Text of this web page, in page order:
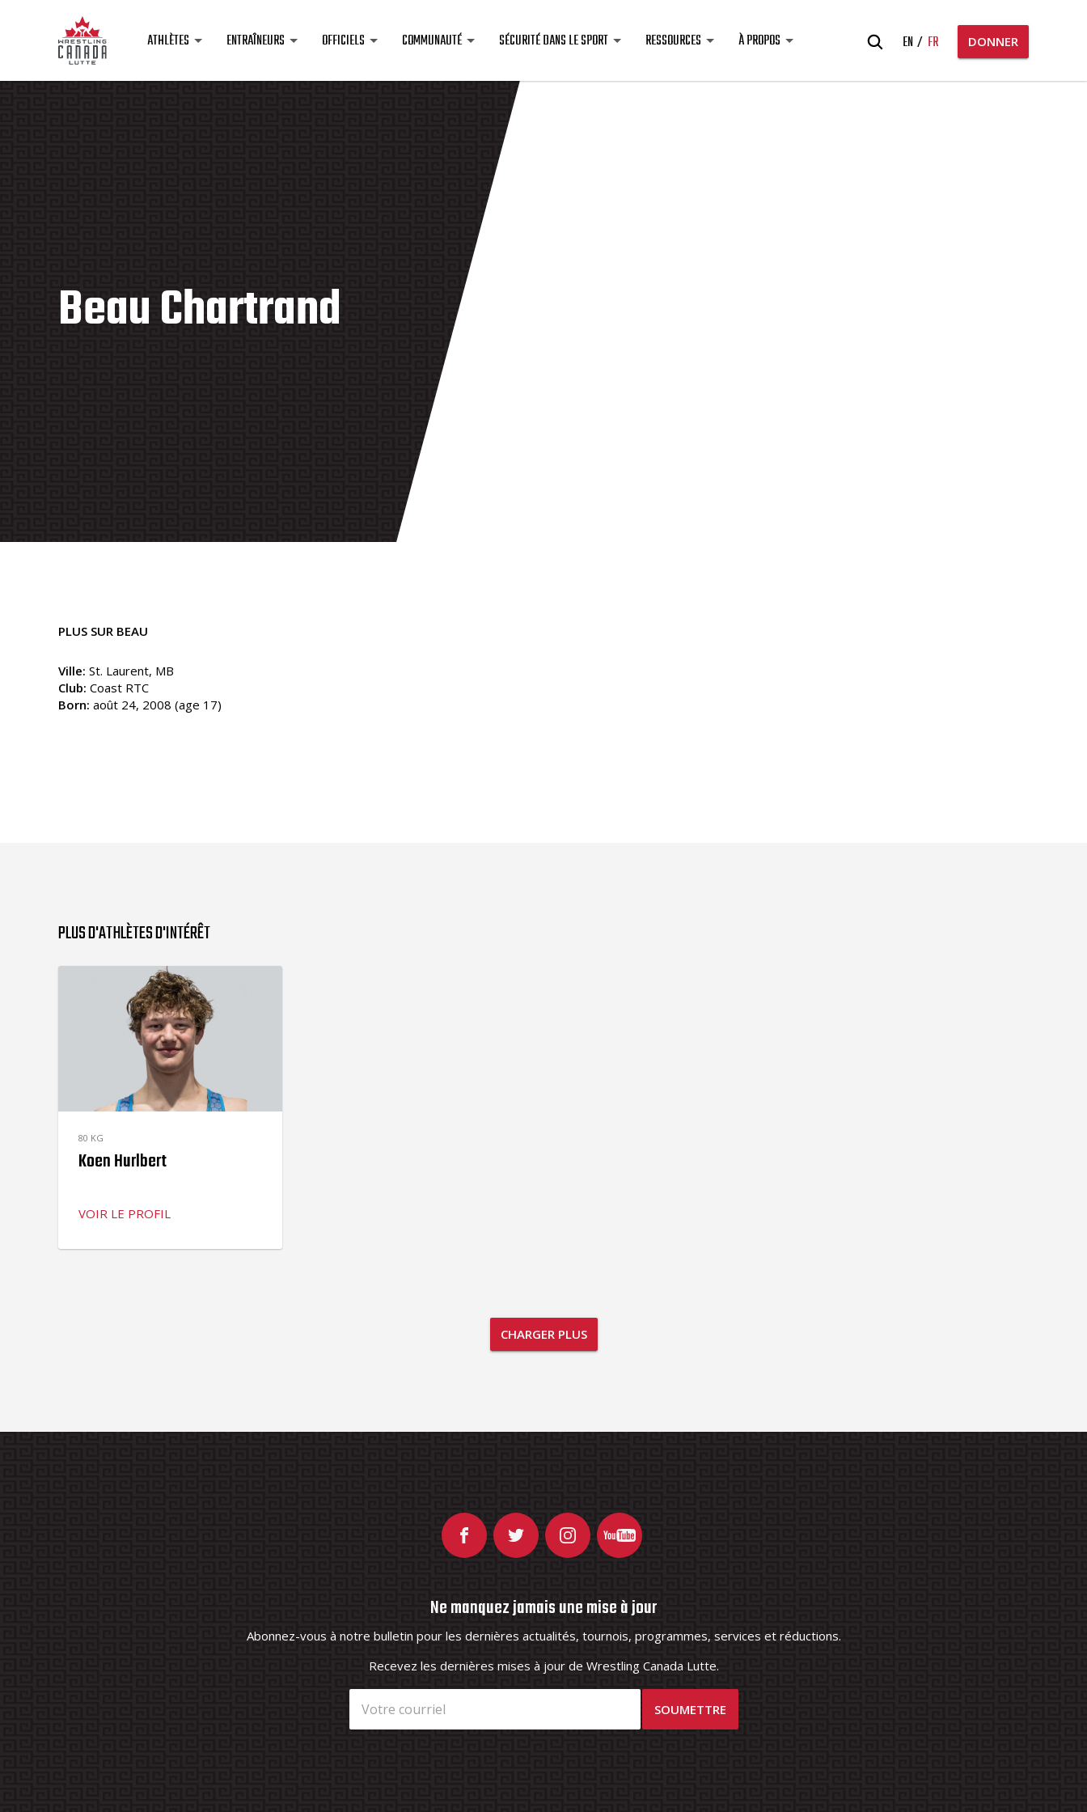
ATHLÈTES ENTRAÎNEURS OFFICIELS COMMUNAUTÉ SÉCURITÉ DANS LE SPORT RESSOURCES À PROPOS Rechercher:
EN FR DONNER
Beau Chartrand
PLUS SUR BEAU
Ville: St. Laurent, MB
Club: Coast RTC
Born: août 24, 2008 (age 17)
PLUS D'ATHLÈTES D'INTÉRÊT
80 KG
Koen Hurlbert
VOIR LE PROFIL
CHARGER PLUS
Ne manquez jamais une mise à jour
Abonnez-vous à notre bulletin pour les dernières actualités, tournois, programmes, services et réductions.
Recevez les dernières mises à jour de Wrestling Canada Lutte.